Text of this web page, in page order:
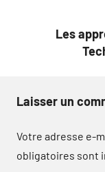
Les
Laisser un
Votre adresse e-
obligatoires sont